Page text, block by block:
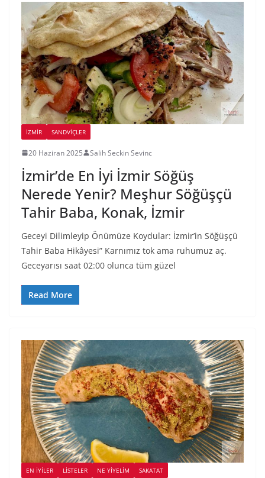
İZMIR SANDVIÇLER
20 Haziran 2025 Salih Seckin Sevinc
İzmir’de En İyi İzmir Söğüş
Nerede Yenir? Meşhur Söğüşçü
Tahir Baba, Konak, İzmir
Geceyi Dilimleyip Önümüze Koydular: İzmir’in Söğüşçü
Tahir Baba Hikâyesi” Karnımız tok ama ruhumuz aç.
Geceyarısı saat 02:00 olunca tüm güzel
Read More
EN İYILER LİSTELER NE YİYELİM SAKATAT